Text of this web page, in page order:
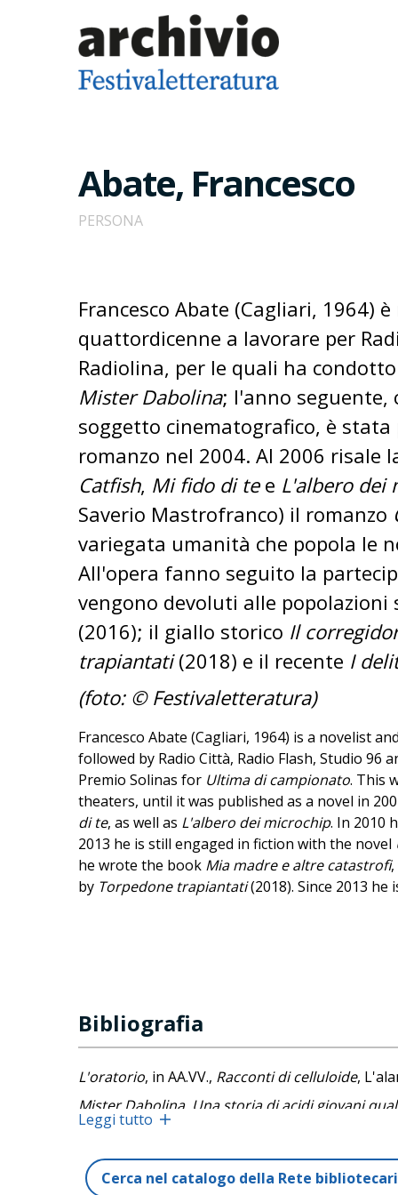
Abate, Francesco
PERSONA
Francesco Abate (Cagliari, 1964)
quattordicenne a lavorare per
Radiolina, per le quali ha
Mister Dabolina; l'anno seguente,
soggetto cinematografico, è
romanzo nel 2004. Al 2006 risale
Catfish, Mi fido di te e L'albero dei
Saverio Mastrofranco) il romanzo
variegata umanità che popola le
All'opera fanno seguito la
vengono devoluti alle
(2016); il giallo storico Il
trapiantati(2018) e il recente I
(foto: © Festivaletteratura)
Francesco Abate (Cagliari, 1964) is a novelist
followed by Radio Città, Radio Flash, Studio 96
Premio Solinas for Ultima di campionato. This
theaters, until it was published as a novel in
di te, as well as L'albero dei microchip. In 2010
2013 he is still engaged in fiction with the novel
he wrote the book Mia madre e altre catastrofi
by Torpedone trapiantati(2018). Since 2013
Bibliografia
L'oratorio, in AA.VV., Racconti di celluloide,
Mister Dabolina. Una storia di acidi giovani
Il cattivo cronista
Ultima di campionato, Il Maestrale, 2004
Getsemani
, Frassinelli, 2006 (Il Maestrale, 2009)
Leggi tutto
Cerca nel catalogo della Rete